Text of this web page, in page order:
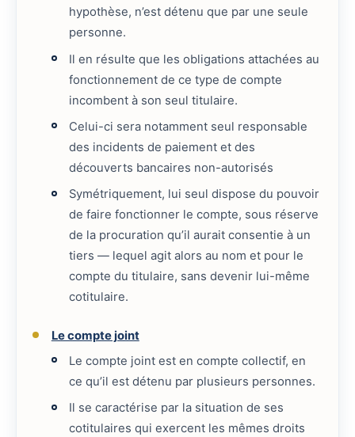
hypothèse, n’est détenu que par une seule
personne.
Il en résulte que les obligations attachées au
fonctionnement de ce type de compte
incombent à son seul titulaire.
Celui-ci sera notamment seul responsable
des incidents de paiement et des
découverts bancaires non-autorisés
Symétriquement, lui seul dispose du pouvoir
de faire fonctionner le compte, sous réserve
de la procuration qu’il aurait consentie à un
tiers — lequel agit alors au nom et pour le
compte du titulaire, sans devenir lui-même
cotitulaire.
Le compte joint
Le compte joint est en compte collectif, en
ce qu’il est détenu par plusieurs personnes.
Il se caractérise par la situation de ses
cotitulaires qui exercent les mêmes droits